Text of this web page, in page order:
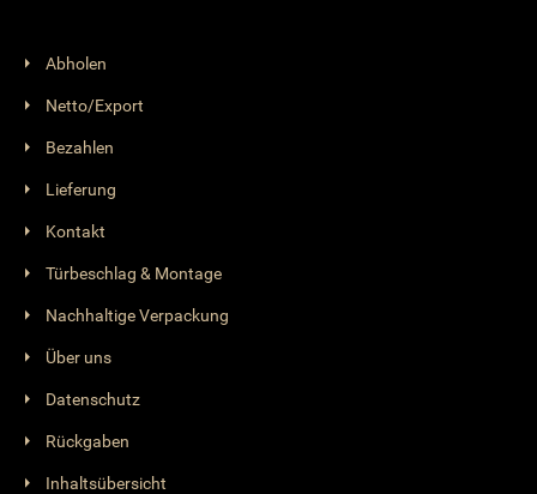
Abholen
Netto/Export
Bezahlen
Lieferung
Kontakt
Türbeschlag & Montage
Nachhaltige Verpackung
Über uns
Datenschutz
Rückgaben
Inhaltsübersicht